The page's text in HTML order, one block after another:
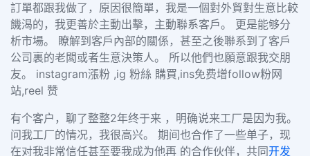
訂單都跟我做了，原因很簡單，我是一個對外貿對生意比較
饑渴的，我更善於主動出擊，主動聯系客戶。 更是能够分
析市場。 瞭解到客戶內部的關係，甚至之後聯系到了客戶
公司裏的老闆或者生意決策人。 所以他們也願意跟我交朋
友。 instagram漲粉 ,ig 粉絲 購買,ins免费增follow粉网
站,reel 赞
有个客户，聊了整整2年终于来 ，明确说来工厂是因为我。
问我工厂的情况，我很高兴。 期间也合作了一些单子，现
在对我非常信任甚至要我成为他再 的合作伙伴，共同开发